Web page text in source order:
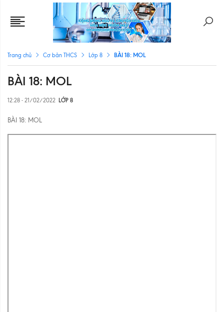
Trang chủ Cơ bản THCS Lớp 8 BÀI 18: MOL
BÀI 18: MOL
12:28 - 21/02/2022 LỚP 8
BÀI 18: MOL